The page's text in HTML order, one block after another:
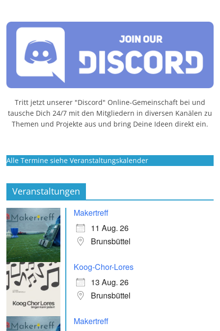
Tritt jetzt unserer "Discord" Online-Gemeinschaft bei und
tausche Dich 24/7 mit den Mitgliedern in diversen Kanälen zu
Themen und Projekte aus und bring Deine Ideen direkt ein.
Alle Termine siehe Veranstaltungskalender
Veranstaltungen
Makertreff
11 Aug. 26
Brunsbüttel
Koog-Chor-Lores
13 Aug. 26
Brunsbüttel
Makertreff